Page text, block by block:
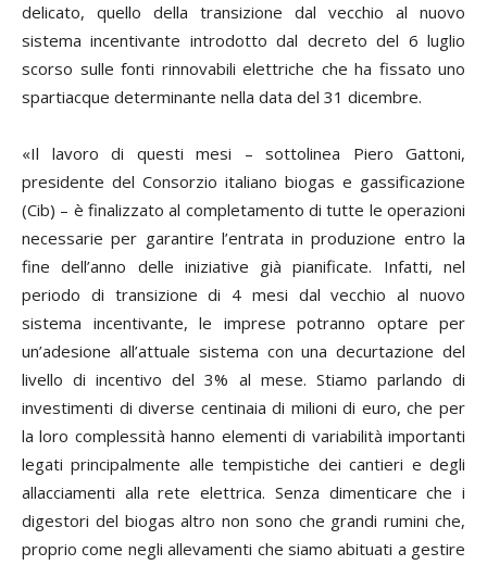
delicato, quello della transizione dal vecchio al nuovo
sistema incentivante introdotto dal decreto del 6 luglio
scorso sulle fonti rinnovabili elettriche che ha fissato uno
spartiacque determinante nella data del 31 dicembre.
«Il lavoro di questi mesi – sottolinea Piero Gattoni,
presidente del Consorzio italiano biogas e gassificazione
(Cib) – è finalizzato al completamento di tutte le operazioni
necessarie per garantire l’entrata in produzione entro la
fine dell’anno delle iniziative già pianificate. Infatti, nel
periodo di transizione di 4 mesi dal vecchio al nuovo
sistema incentivante, le imprese potranno optare per
un’adesione all’attuale sistema con una decurtazione del
livello di incentivo del 3% al mese. Stiamo parlando di
investimenti di diverse centinaia di milioni di euro, che per
la loro complessità hanno elementi di variabilità importanti
legati principalmente alle tempistiche dei cantieri e degli
allacciamenti alla rete elettrica. Senza dimenticare che i
digestori del biogas altro non sono che grandi rumini che,
proprio come negli allevamenti che siamo abituati a gestire